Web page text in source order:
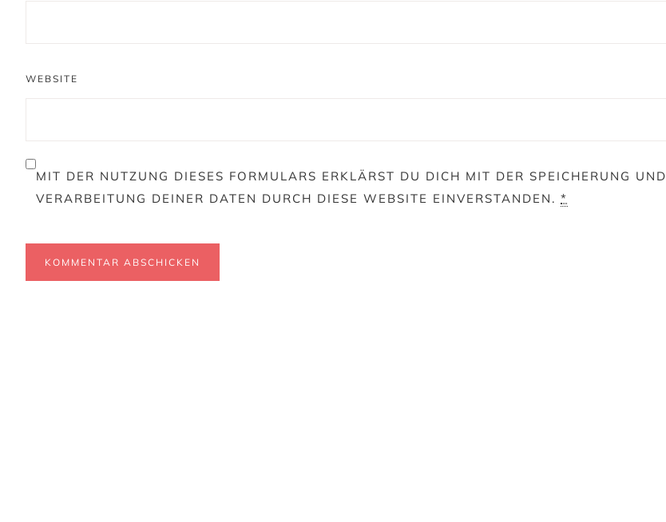
WEBSITE
MIT DER NUTZUNG DIESES FORMULARS ERKLÄRST DU DICH MIT DER SPEICHERUNG UND
VERARBEITUNG DEINER DATEN DURCH DIESE WEBSITE EINVERSTANDEN. *